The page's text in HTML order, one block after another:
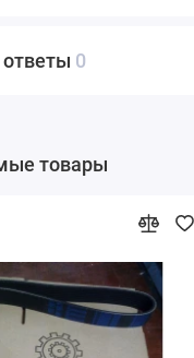
0
товары